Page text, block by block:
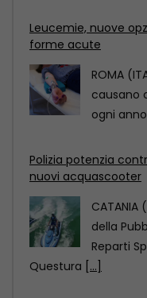
Leucemie, nuove
forme acute
ROMA
causano
ogni
Polizia potenzia
nuovi acquascooter
CATANIA
della
Reparti
Questura [...]